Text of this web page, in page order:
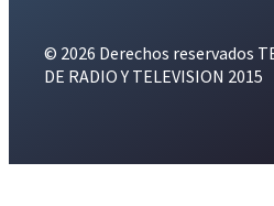
© 2026 Derechos reservados
DE RADIO Y TELEVISION 2015